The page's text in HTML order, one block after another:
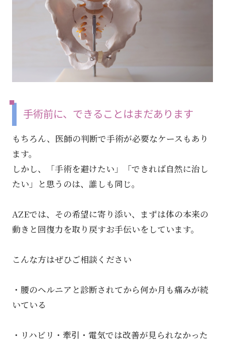
手術前に、できることはまだあります
もちろん、医師の判断で手術が必要なケースもあり
ます。
しかし、「手術を避けたい」「できれば自然に治し
たい」と思うのは、誰しも同じ。
AZEでは、その希望に寄り添い、まずは体の本来の
動きと回復力を取り戻すお手伝いをしています。
こんな方はぜひご相談ください
・腰のヘルニアと診断されてから何か月も痛みが続
いている
・リハビリ・牽引・電気では改善が見られなかった